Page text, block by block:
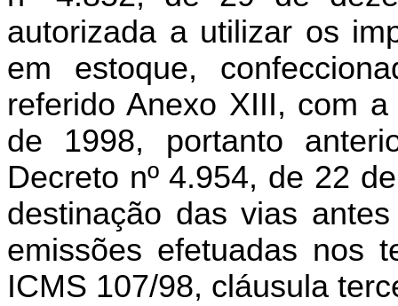
autorizada a utilizar os
em estoque,
referido Anexo XIII, com a
de 1998, portanto
Decreto nº 4.954, de 22
destinação das vias
emissões efetuadas nos
ICMS 107/98, cláusula